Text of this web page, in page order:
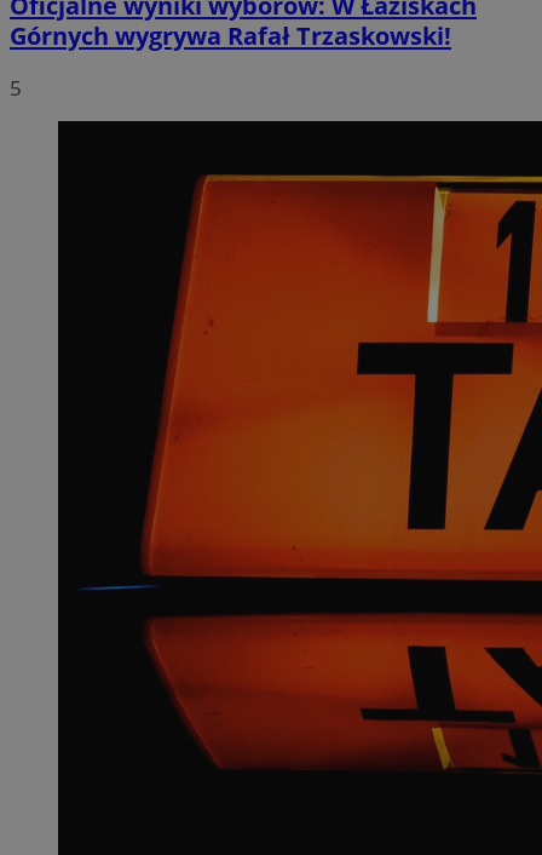
Górnych wygrywa Rafał Trzaskowski!
5